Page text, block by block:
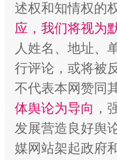
招工难、用工荒背后
述权和知情权的
应，我们将视为
人姓名、地址、
行评论，或将被
不代表本网赞同
体舆论为导向 ，
发展营造良好舆
媒网站架起政府